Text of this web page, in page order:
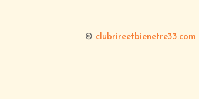
© clubrireetbienetre33.com